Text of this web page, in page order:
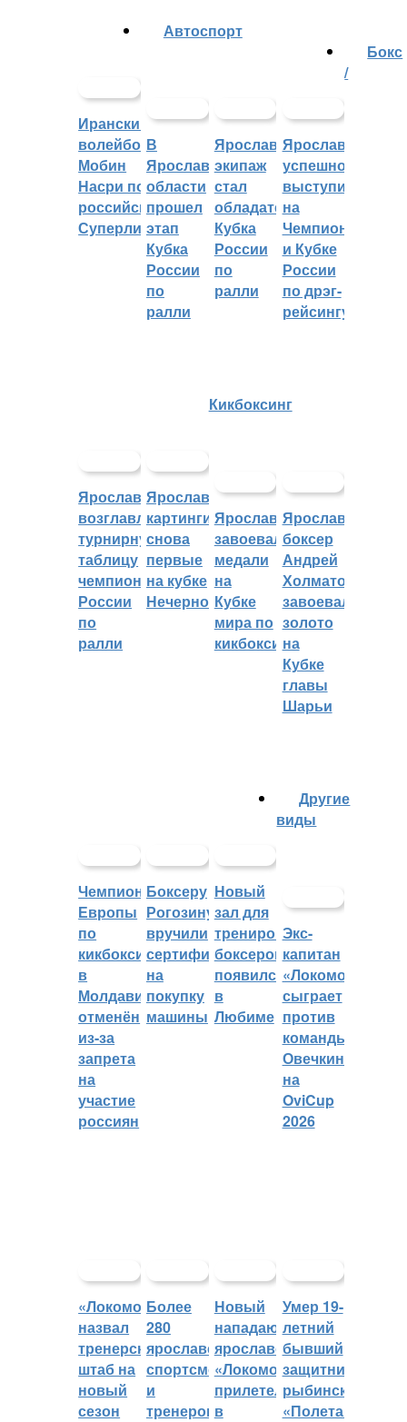
Иранский
волейболист
Мобин
Насри покинет
российскую
Суперлигу
Автоспорт
В
Ярославской
области
прошел
этап
Кубка
России
по
ралли
Ярославский
экипаж
стал
обладателем
Кубка
России
по
ралли
Ярославцы
успешно
выступили
на
Чемпионате
и Кубке
России
по дрэг-
рейсингу
Ярославцы
возглавляют
турнирную
таблицу
чемпионата
России
по
ралли
Ярославские
картингисты
снова
первые
на кубке
Нечерноземья
Бокс
/
Кикбоксинг
Ярославцы
завоевали
медали
на
Кубке
мира по
кикбоксингу
Ярославский
боксер
Андрей
Холматов
завоевал
золото
на
Кубке
главы
Шарьи
Чемпионат
Европы
по
кикбоксингу
в
Молдавии
отменён
из-за
запрета
на
участие
россиян
Боксеру
Рогозину
вручили
сертификат
на
покупку
машины
Новый
зал для
тренировок
боксеров
появился
в
Любиме
Другие
виды
Экс-
капитан
«Локомотива»
сыграет
против
команды
Овечкина
на
OviCup
2026
«Локомотив»
назвал
тренерский
штаб на
новый
сезон
Более
280
ярославских
спортсменов
и
тренеров
Новый
нападающий
ярославского
«Локомотива»
прилетел
в
Умер 19-
летний
бывший
защитник
рыбинского
«Полета»